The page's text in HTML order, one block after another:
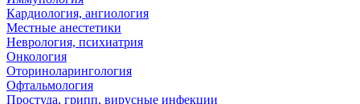
Кардиология, ангиология
Местные анестетики
Неврология, психиатрия
Онкология
Оториноларингология
Офтальмология
Простуда, грипп, вирусные инфекции